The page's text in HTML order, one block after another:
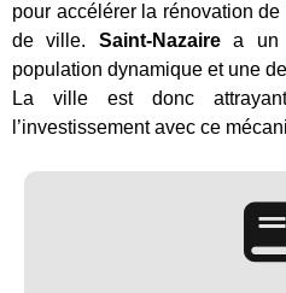
pour accélérer la rénovation
de ville. Saint-Nazairea un
population dynamique et une
La ville est donc
l’investissement avec ce